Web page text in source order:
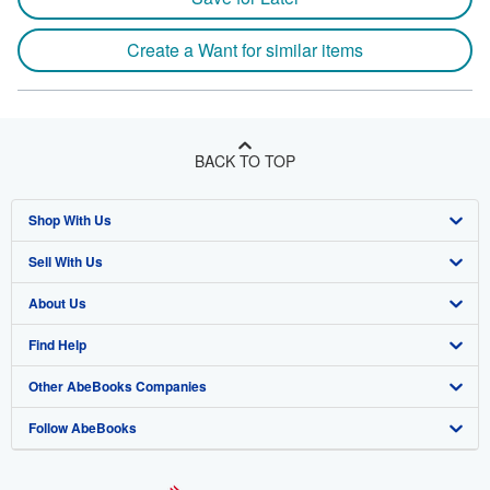
Create a Want for similar items
BACK TO TOP
Shop With Us
Advanced Search
Browse Collections
My Account
My Orders
View Basket
Sell With Us
Start Selling
Join Our Affiliate Program
Book Buyback
Refer a seller
About Us
About AbeBooks
Media
Careers
Find Help
Help
Customer Support
Other AbeBooks Companies
AbeBooks.co.uk
Follow AbeBooks